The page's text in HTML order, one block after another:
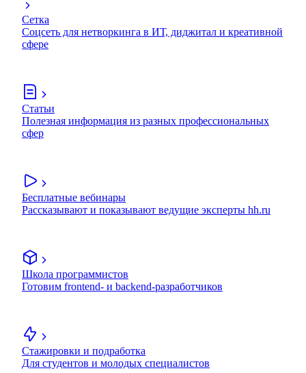
Сетка
Соцсеть для нетворкинга в ИТ, диджитал и креативной
сфере
Статьи
Полезная информация из разных профессиональных
сфер
Бесплатные вебинары
Рассказывают и показывают ведущие эксперты hh.ru
Школа программистов
Готовим frontend- и backend-разработчиков
Стажировки и подработка
Для студентов и молодых специалистов